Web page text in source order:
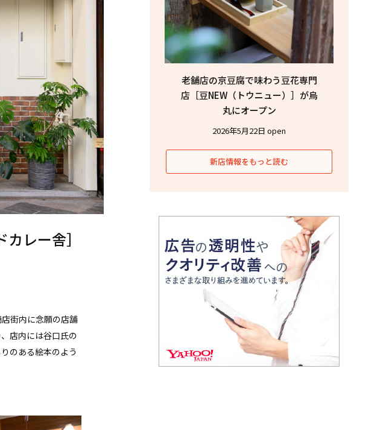
レー舎］
街内に念願の店舗
店内には谷口氏の
のある絵本のよう
老舗店の京豆腐で味わう豆花専門
店［豆NEW（トウニュー）］が烏
丸にオープン
2026年5月22日 open
新店情報をもっと読む